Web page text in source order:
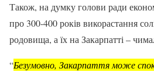
Також, на думку голови ради
про 300-400 років викорастання
родовища, а їх на Закарпатті –
“Безумовно, Закарпаття може